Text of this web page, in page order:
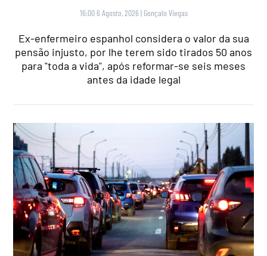
16:00 6 Agosto, 2026 | Gonçalo Viegas
Ex-enfermeiro espanhol considera o valor da sua
pensão injusto, por lhe terem sido tirados 50 anos
para "toda a vida", após reformar-se seis meses
antes da idade legal